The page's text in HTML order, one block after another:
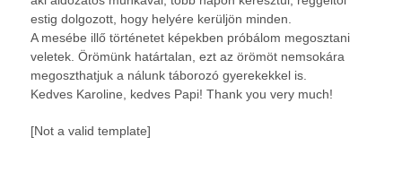
estig dolgozott, hogy helyére kerüljön minden.
A mesébe illő történetet képekben próbálom megosztani
veletek. Örömünk határtalan, ezt az örömöt nemsokára
megoszthatjuk a nálunk táborozó gyerekekkel is.
Kedves Karoline, kedves Papi! Thank you very much!
[Not a valid template]